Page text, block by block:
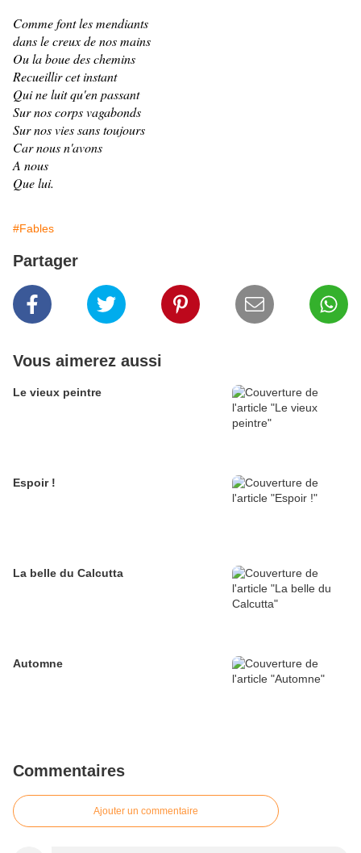
Comme font les mendiants
dans le creux de nos mains
Ou la boue des chemins
Recueillir cet instant
Qui ne luit qu'en passant
Sur nos corps vagabonds
Sur nos vies sans toujours
Car nous n'avons
A nous
Que lui.
#Fables
Partager
Vous aimerez aussi
Le vieux peintre
Espoir !
La belle du Calcutta
Automne
Commentaires
Ajouter un commentaire